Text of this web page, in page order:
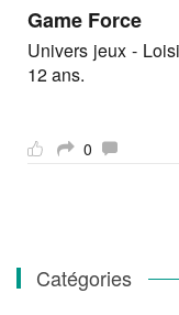
Game Force
Univers jeux -
12 ans.
0
Catégories